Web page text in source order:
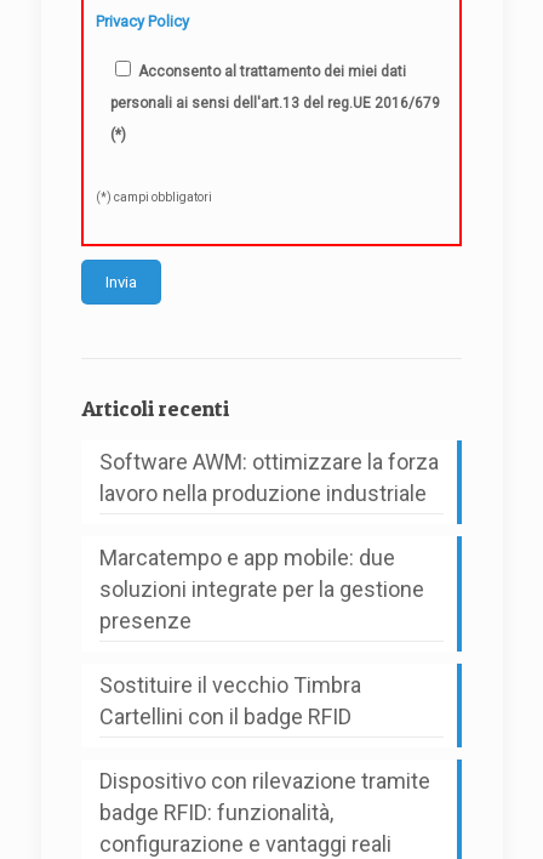
Privacy Policy
Acconsento al trattamento dei miei dati
personali ai sensi dell'art.13 del reg.UE 2016/679
(*)
(*) campi obbligatori
Articoli recenti
Software AWM: ottimizzare la forza
lavoro nella produzione industriale
Marcatempo e app mobile: due
soluzioni integrate per la gestione
presenze
Sostituire il vecchio Timbra
Cartellini con il badge RFID
Dispositivo con rilevazione tramite
badge RFID: funzionalità,
configurazione e vantaggi reali